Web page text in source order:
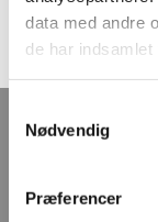
data med andre
de har indsamlet
Nødvendig
Præferencer
Der er ingen
Kontakt